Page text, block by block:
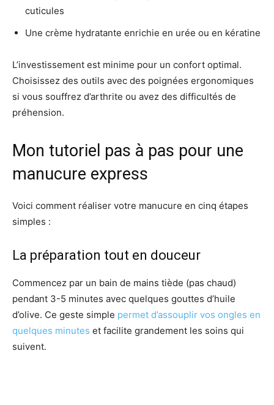
cuticules
Une crème hydratante enrichie en urée ou en kératine
L’investissement est minime pour un confort optimal.
Choisissez des outils avec des poignées ergonomiques
si vous souffrez d’arthrite ou avez des difficultés de
préhension.
Mon tutoriel pas à pas pour une
manucure express
Voici comment réaliser votre manucure en cinq étapes
simples :
La préparation tout en douceur
Commencez par un bain de mains tiède (pas chaud)
pendant 3-5 minutes avec quelques gouttes d’huile
d’olive. Ce geste simple permet d’assouplir vos ongles en
quelques minutes et facilite grandement les soins qui
suivent.